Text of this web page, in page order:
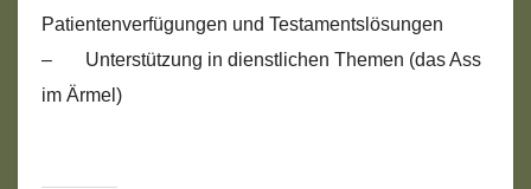
Patientenverfügungen und Testamentslösungen
– Unterstützung in dienstlichen Themen (das Ass
im Ärmel)